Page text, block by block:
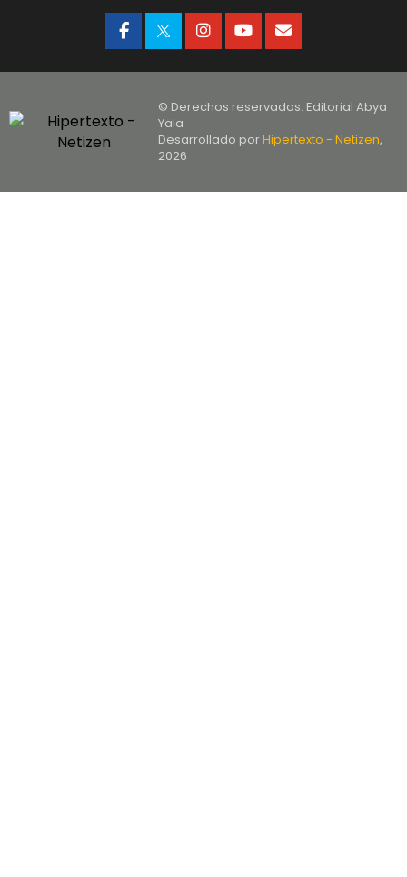
© Derechos reservados. Editorial Abya
Yala
Desarrollado porHipertexto - Netizen,
2026